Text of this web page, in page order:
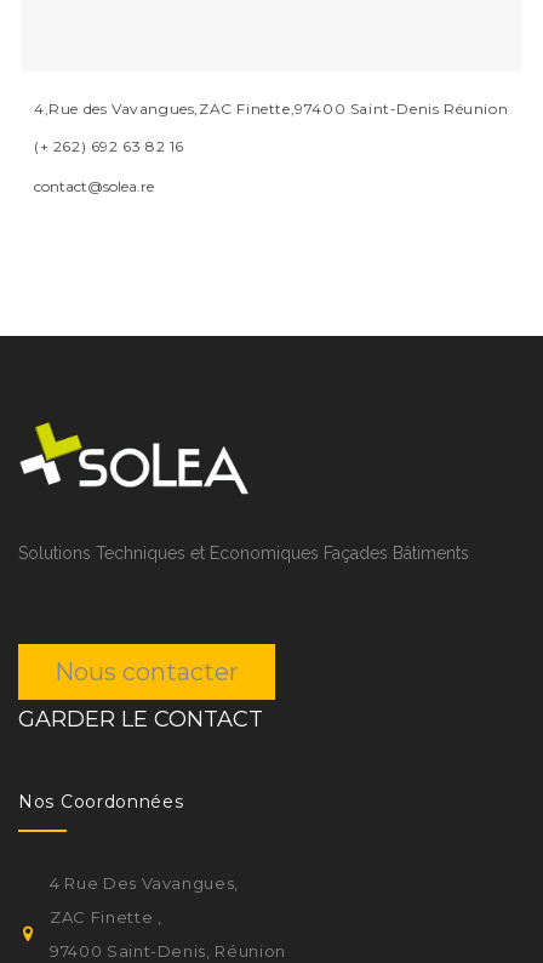
4,Rue des Vavangues,ZAC Finette,97400 Saint-Denis Réunion
(+ 262) 692 63 82 16
contact@solea.re
Solutions Techniques et Economiques Façades Bâtiments
Nous contacter
GARDER LE CONTACT
Nos Coordonnées
4 Rue Des Vavangues,
ZAC Finette ,
97400 Saint-Denis, Réunion